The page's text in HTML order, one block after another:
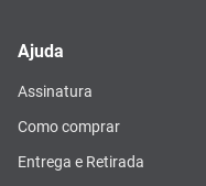
Ajuda
Assinatura
Como comprar
Entrega e Retirada